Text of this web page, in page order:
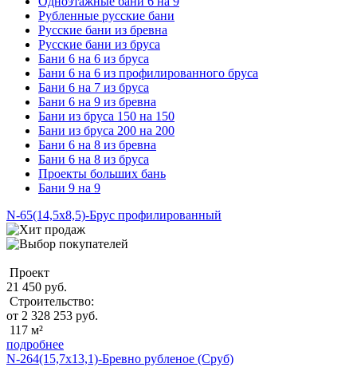
Рубленные русские бани
Русские бани из бревна
Русские бани из бруса
Бани 6 на 6 из бруса
Бани 6 на 6 из профилированного бруса
Бани 6 на 7 из бруса
Бани 6 на 9 из бревна
Бани из бруса 150 на 150
Бани из бруса 200 на 200
Бани 6 на 8 из бревна
Бани 6 на 8 из бруса
Проекты больших бань
Бани 9 на 9
N-65(14,5х8,5)-Брус профилированный
Проект
21 450 руб.
Строительство:
от 2 328 253 руб.
117 м²
подробнее
N-264(15,7x13,1)-Бревно рубленое (Сруб)